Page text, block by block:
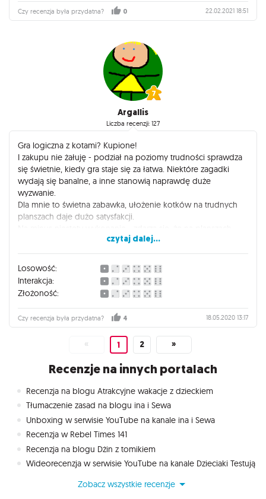
Czy recenzja była przydatna? 0 22.02.2021 18:51
Argallis
Liczba recenzji: 127
Gra logiczna z kotami? Kupione!
I zakupu nie żałuję - podział na poziomy trudności sprawdza
się świetnie, kiedy gra staje się za łatwa. Niektóre zagadki
wydają się banalne, a inne stanowią naprawdę duże
wyzwanie.
Dla mnie to świetna zabawka, ułożenie kotków na trudnych
planszach daje dużo satysfakcji.
brakuje pełnej informacji o kotkach do zadania, co sprawia, że
rozwiązanie zagadki staje się niemożliwe.
czytaj dalej...
Losowość:
Interakcja:
Złożoność:
Czy recenzja była przydatna? 4 18.05.2020 13:17
« 1 2 »
Recenzje na innych portalach
Recenzja na blogu Atrakcyjne wakacje z dzieckiem
Tłumaczenie zasad na blogu ina i Sewa
Unboxing w serwisie YouTube na kanale ina i Sewa
Recenzja w Rebel Times 141
Recenzja na blogu Dżin z tomikiem
Wideorecenzja w serwisie YouTube na kanale Dzieciaki Testują
Zobacz wszystkie recenzje